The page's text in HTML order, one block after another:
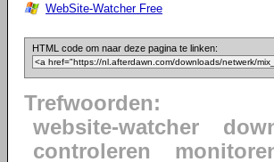
WebSite-Watcher Free
HTML code om naar deze pagina te linken:
Trefwoorden:
website-watcher
controleren